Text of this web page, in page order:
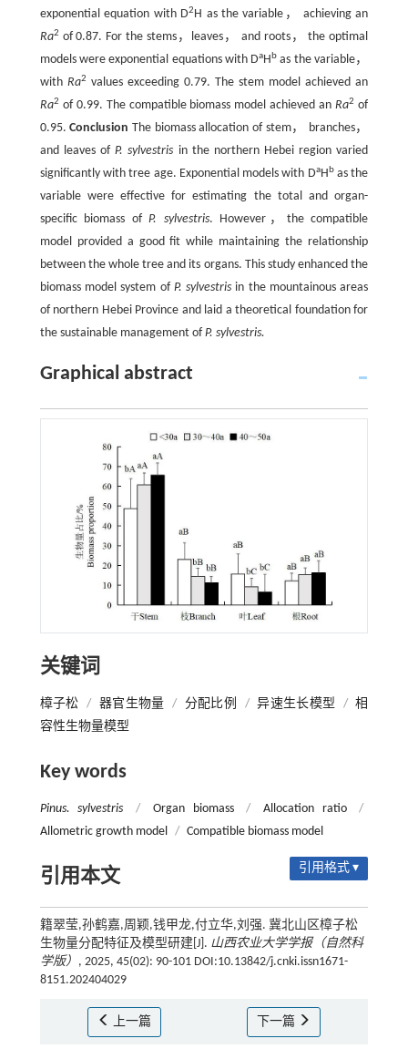
exponential equation with D2H as the variable， achieving an
Ra2 of 0.87. For the stems，leaves， and roots， the optimal
models were exponential equations with DaHb as the variable，
with Ra2 values exceeding 0.79. The stem model achieved an
Ra2 of 0.99. The compatible biomass model achieved anRa2 of
0.95.Conclusion The biomass allocation of stem， branches，
and leaves ofP. sylvestris in the northern Hebei region varied
significantly with tree age. Exponential models with DaH bas the
variable were effective for estimating the total and organ-
specific biomass ofP. sylvestris. However，the compatible
model provided a good fit while maintaining the relationship
between the whole tree and its organs. This study enhanced the
biomass model system of P. sylvestris in the mountainous areas
of northern Hebei Province and laid a theoretical foundation for
the sustainable management ofP. sylvestris.
Graphical abstract
关键词
樟子松 / 器官生物量 / 分配比例 / 异速生长模型 / 相
容性生物量模型
Key words
Pinus. sylvestris / Organ biomass / Allocation ratio
/
Allometric growth model
/ Compatible biomass model
引用本文 引用格式 ▾
籍翠莹,孙鹤嘉,周颖,钱甲龙,付立华,刘强. 冀北山区樟子松
生物量分配特征及模型研建[J]. 山西农业大学学报（自然科
学版） , 2025, 45(02): 90-101 DOI:10.13842/j.cnki.issn1671-
8151.202404029
上一篇 下一篇